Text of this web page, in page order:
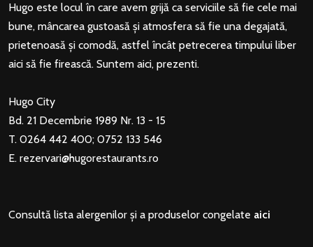
Hugo este locul în care avem grijă ca serviciile să fie cele mai
bune, mâncarea gustoasă și atmosfera să fie una degajată,
prietenoasă și comodă, astfel încât petrecerea timpului liber
aici să fie firească. Suntem aici, prezenti.
Hugo City
Bd. 21 Decembrie 1989 Nr. 13 - 15
T. 0264 442 400; 0752 133 546
E. rezervari@hugorestaurants.ro
Consultă lista alergenilor și a produselor congelate aici